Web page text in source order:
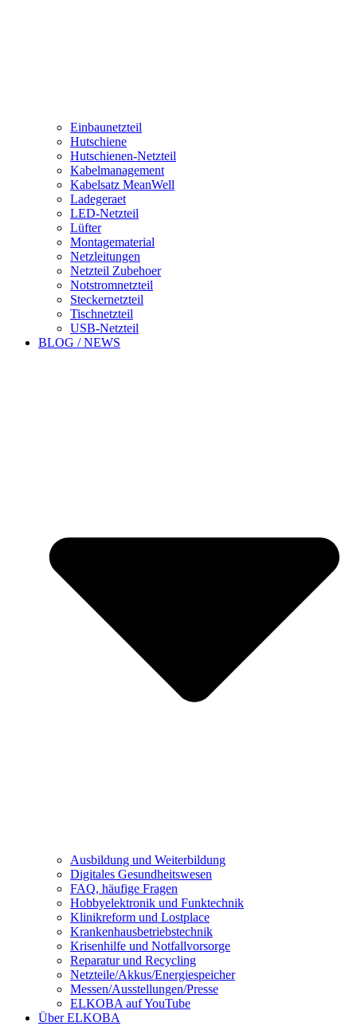
Einbaunetzteil
Hutschiene
Hutschienen-Netzteil
Kabelmanagement
Kabelsatz MeanWell
Ladegeraet
LED-Netzteil
Lüfter
Montagematerial
Netzleitungen
Netzteil Zubehoer
Notstromnetzteil
Steckernetzteil
Tischnetzteil
USB-Netzteil
BLOG / NEWS
Ausbildung und Weiterbildung
Digitales Gesundheitswesen
FAQ, häufige Fragen
Hobbyelektronik und Funktechnik
Klinikreform und Lostplace
Krankenhausbetriebstechnik
Krisenhilfe und Notfallvorsorge
Reparatur und Recycling
Netzteile/Akkus/Energiespeicher
Messen/Ausstellungen/Presse
ELKOBA auf YouTube
Über ELKOBA